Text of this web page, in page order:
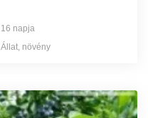
16 napja
Állat, növény